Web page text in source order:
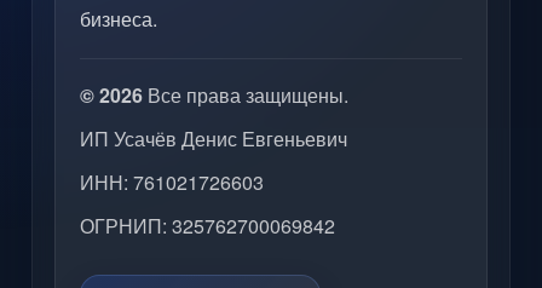
бизнеса.
© 2026 Все права защищены.
ИП Усачёв Денис Евгеньевич
ИНН: 761021726603
ОГРНИП: 325762700069842